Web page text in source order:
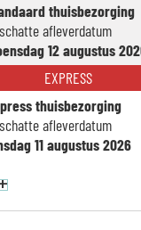
thuisbezorging
afleverdatum
12 augustus
EXPRESS
thuisbezorging
afleverdatum
11 augustus 2026